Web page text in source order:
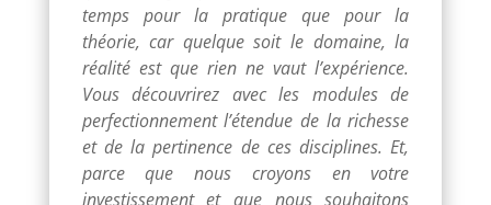
temps pour la pratique que pour la
théorie, car quelque soit le domaine, la
réalité est que rien ne vaut l’expérience.
Vous découvrirez avec les modules de
perfectionnement l’étendue de la richesse
et de la pertinence de ces disciplines. Et,
parce que nous croyons en votre
investissement et que nous souhaitons